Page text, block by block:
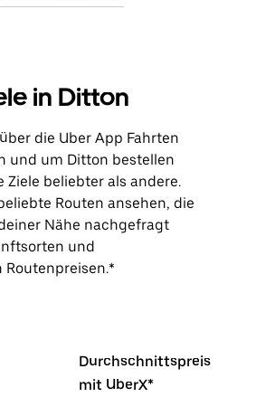
in Ditton
die Uber App Fahrten
und um Ditton bestellen
Ziele beliebter als andere.
Routen ansehen, die
Nähe nachgefragt
und
Durchschnittspreis
mit UberX*